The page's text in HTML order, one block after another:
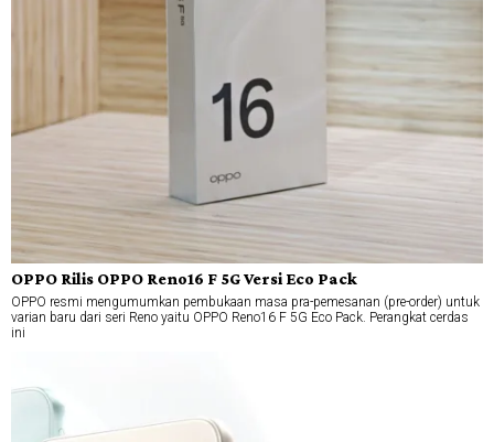
OPPO Rilis OPPO Reno16 F 5G Versi Eco Pack
OPPO resmi mengumumkan pembukaan masa pra-pemesanan (pre-order) untuk
varian baru dari seri Reno yaitu OPPO Reno16 F 5G Eco Pack. Perangkat cerdas
ini